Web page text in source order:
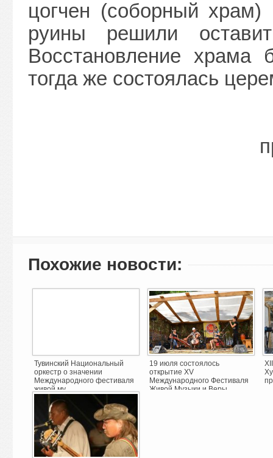
цогчен (соборный храм)
руины решили
Восстановление
тогда же состоялась
Похожие новости:
Тувинский Национальный
оркестр о значении
Международного фестиваля
живой му ...
19 июля состоялось
открытие XV
Международного Фестиваля
Живой Музыки и Веры ...